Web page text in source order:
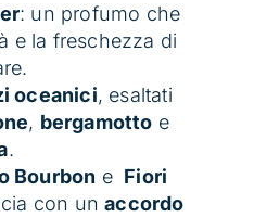
: un profumo che
e la freschezza di
oceanici, esaltati
, bergamotto e
.
Bourbon e Fiori
con unaccordo